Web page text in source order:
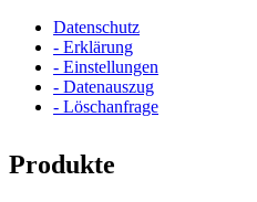
Datenschutz
- Erklärung
- Einstellungen
- Datenauszug
- Löschanfrage
Produkte